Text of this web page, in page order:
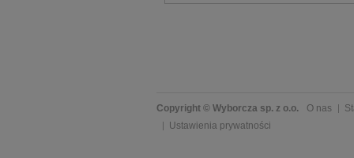
Copyright © Wyborcza sp. z o.o. O nas
Ustawienia prywatności